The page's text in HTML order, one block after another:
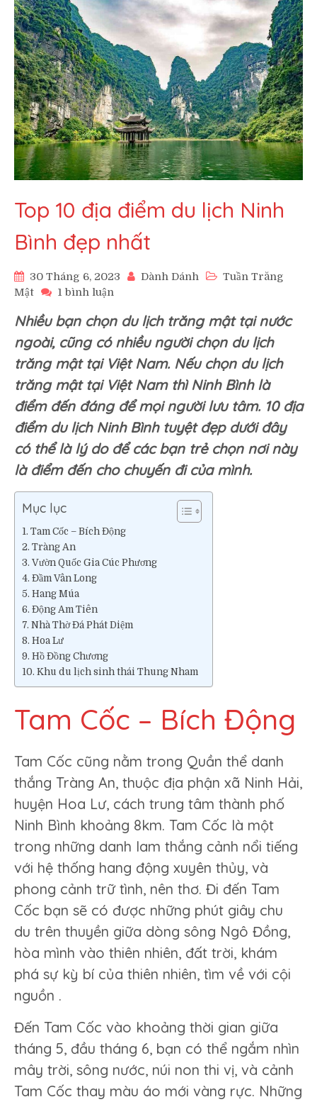
Top 10 địa điểm du lịch Ninh
Bình đẹp nhất
30 Tháng 6, 2023 Dành Dánh
Tuần Trăng
Mật
1 bình luận
10
địa
điểm
du
lịch
Ninh
Bình
đẹp
nhất
Nhiều bạn chọn du lịch trăng mật tại nước
ngoài, cũng có nhiều người chọn du lịch
trăng mật tại Việt Nam. Nếu chọn du lịch
trăng mật tại Việt Nam thì Ninh Bình là
điểm đến đáng để mọi người lưu tâm. 10 địa
điểm du lịch Ninh Bình tuyệt đẹp dưới đây
có thể là lý do để các bạn trẻ chọn nơi này
là điểm đến cho chuyến đi của mình.
Mục lục
Tam Cốc – Bích Động
Tràng An
Vườn Quốc Gia Cúc Phương
Đầm Vân Long
Hang Múa
Động Am Tiên
Nhà Thờ Đá Phát Diệm
Hoa Lư
Hồ Đồng Chương
Khu du lịch sinh thái Thung Nham
Tam Cốc – Bích Động
Tam Cốc cũng nằm trong Quần thể danh
thắng Tràng An, thuộc địa phận xã Ninh Hải,
huyện Hoa Lư, cách trung tâm thành phố
Ninh Bình khoảng 8km. Tam Cốc là một
trong những danh lam thắng cảnh nổi tiếng
với hệ thống hang động xuyên thủy, và
phong cảnh trữ tình, nên thơ. Đi đến Tam
Cốc bạn sẽ có được những phút giây chu
du trên thuyền giữa dòng sông Ngô Đồng,
hòa mình vào thiên nhiên, đất trời, khám
phá sự kỳ bí của thiên nhiên, tìm về với cội
nguồn .
Đến Tam Cốc vào khoảng thời gian giữa
tháng 5, đầu tháng 6, bạn có thể ngắm nhìn
mây trời, sông nước, núi non thi vị, và cảnh
Tam Cốc thay màu áo mới vàng rực. Những